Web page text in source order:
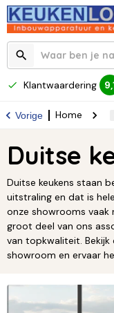
Klantwaardering
Vorige Home
Duitse
Duitse keukens staan
uitstraling en dat is
onze showrooms vaak
groot deel van ons
van topkwaliteit. Bekijk
showroom en ervaar